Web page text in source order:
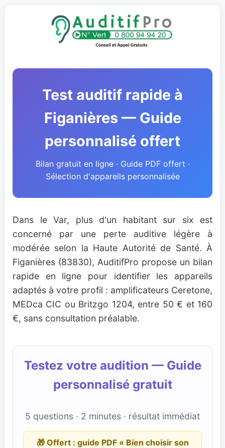
Test auditif rapide à
Figanières — Guide
personnalisé offert
Bilan gratuit en ligne · Guide PDF offert ·
Sélection d'appareils personnalisée
Dans le Var, plus d'un habitant sur six est
concerné par une perte auditive légère à
modérée selon la Haute Autorité de Santé. À
Figanières (83830), AuditifPro propose un bilan
rapide en ligne pour identifier les appareils
adaptés à votre profil : amplificateurs Ceretone,
MEDca CIC ou Britzgo 1204, entre 50 € et 160
€, sans consultation préalable.
Testez votre audition — Guide
personnalisé gratuit
5 questions · 2 minutes · résultat immédiat
🎁 Offert : guide PDF « Bien choisir son